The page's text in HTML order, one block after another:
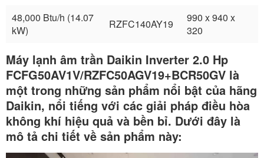
48,000 Btu/h (14.07
kW)
RZFC140AY19
990 x 940 x
320
Máy lạnh âm trần Daikin Inverter 2.0 Hp
FCFG50AV1V/RZFC50AGV19+BCR50GV là
một trong những sản phẩm nổi bật của hãng
Daikin, nổi tiếng với các giải pháp điều hòa
không khí hiệu quả và bền bỉ. Dưới đây là
mô tả chi tiết về sản phẩm này: